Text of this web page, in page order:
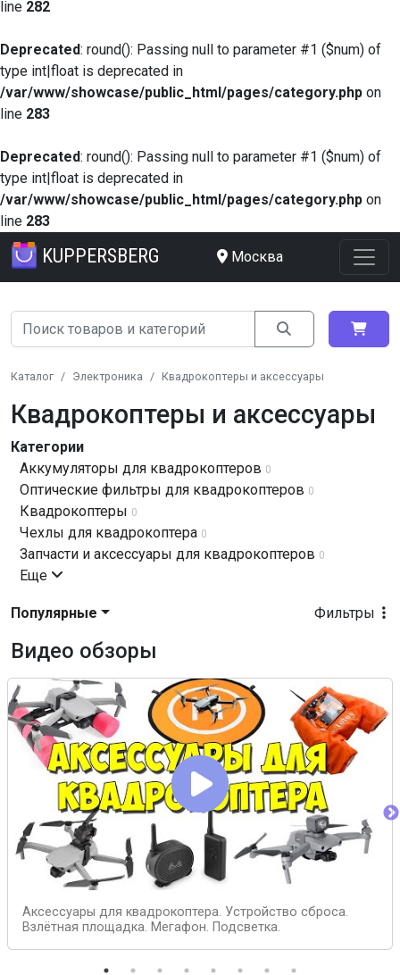
line 282
Deprecated: round(): Passing null to parameter #1 ($num) of
type int|float is deprecated in
/var/www/showcase/public_html/pages/category.php on
line 283
Deprecated: round(): Passing null to parameter #1 ($num) of
type int|float is deprecated in
/var/www/showcase/public_html/pages/category.php on
line 283
KUPPERSBERG Москва
Каталог Электроника Квадрокоптеры и аксессуары
Квадрокоптеры и аксессуары
Категории
Аккумуляторы для квадрокоптеров 0
Оптические фильтры для квадрокоптеров 0
Квадрокоптеры 0
Чехлы для квадрокоптера 0
Запчасти и аксессуары для квадрокоптеров 0
Еще
Фильтры
Популярные
Видео обзоры
Аксессуары для квадрокоптера. Устройство сброса.
Взлётная площадка. Мегафон. Подсветка.